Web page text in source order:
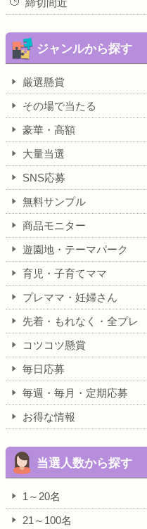
締切間近
ジャンルから探す
厳選懸賞
その場で当たる
豪華・高額
大量当選
SNS応募
無料サンプル
商品モニター
遊園地・テーマパーク
育児・子育てママ
プレママ・妊婦さん
先着・もれなく・全プレ
コツコツ懸賞
毎日応募
毎週・毎月・定期応募
お得な情報
当選人数から探す
1～20名
21～100名